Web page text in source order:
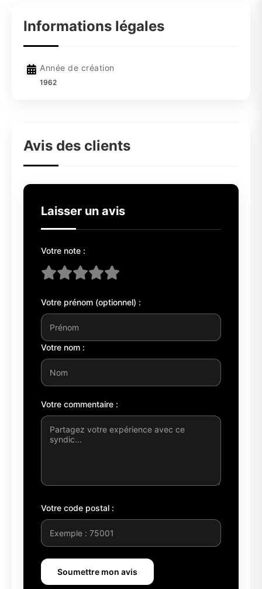
Informations légales
Année de création
1962
Avis des clients
Laisser un avis
Votre note :
Votre prénom (optionnel) :
Votre nom :
Votre commentaire :
Votre code postal :
Soumettre mon avis